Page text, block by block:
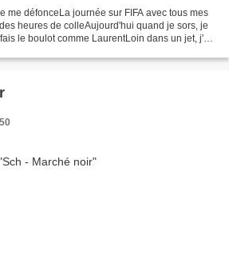
me défonceLa journée sur FIFA avec tous mes
heures de colleAujourd'hui quand je sors, je
le boulot comme LaurentLoin dans un jet, j'ai